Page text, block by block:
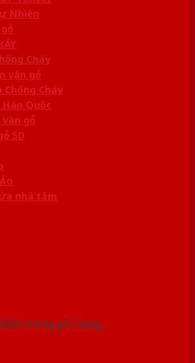
Nhiên
Cháy
vân gỗ
Chống Cháy
Quốc
gỗ
5D
nhà tắm
trong giỏ hàng.